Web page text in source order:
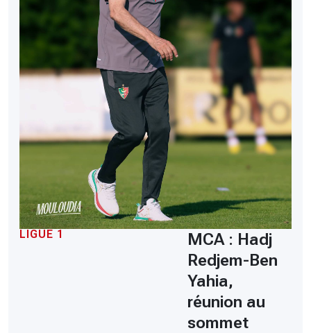
LIGUE 1
MCA : Hadj
Redjem-Ben
Yahia,
réunion au
sommet